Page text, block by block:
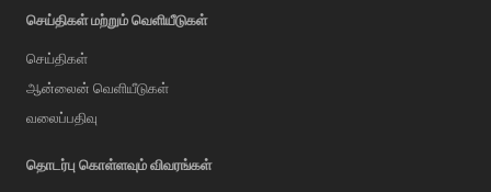
செய்திகள் மற்றும் வெளியீடுகள்
செய்திகள்
ஆன்லைன் வெளியீடுகள்
வலைப்பதிவு
தொடர்பு கொள்ளவும் விவரங்கள்